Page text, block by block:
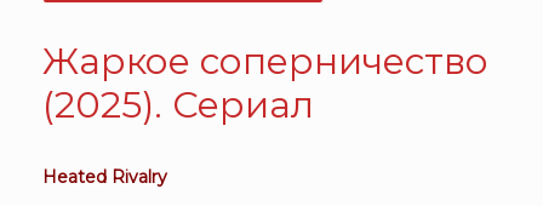
Жаркое соперничество
(2025). Сериал
Heated Rivalry